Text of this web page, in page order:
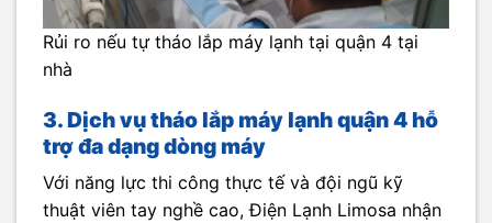
Rủi ro nếu tự tháo lắp máy lạnh tại quận 4 tại
nhà
3. Dịch vụ tháo lắp máy lạnh quận 4 hỗ
trợ đa dạng dòng máy
Với năng lực thi công thực tế và đội ngũ kỹ
thuật viên tay nghề cao, Điện Lạnh Limosa nhận